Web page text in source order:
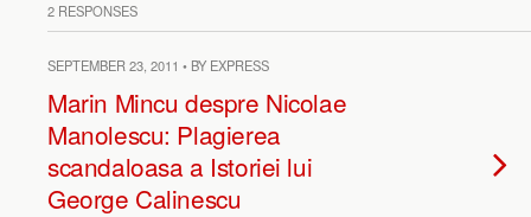
2 RESPONSES
SEPTEMBER 23, 2011 • BY EXPRESS
Marin Mincu despre Nicolae
Manolescu: Plagierea
scandaloasa a Istoriei lui
George Calinescu